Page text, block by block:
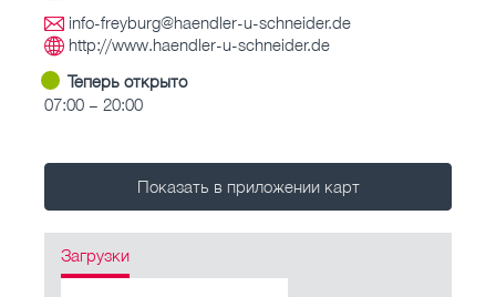
info-freyburg@haendler-u-schneider.de
http://www.haendler-u-schneider.de
Теперь открыто
07:00 – 20:00
Показать в приложении карт
Загрузки